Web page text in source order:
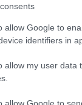
allow Google to
identifiers in
allow my user data
ahogy
50
előtt,
A